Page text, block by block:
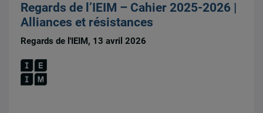
Regards de l’IEIM – Cahier 2025-2026 |
Alliances et résistances
Regards de l'IEIM, 13 avril 2026